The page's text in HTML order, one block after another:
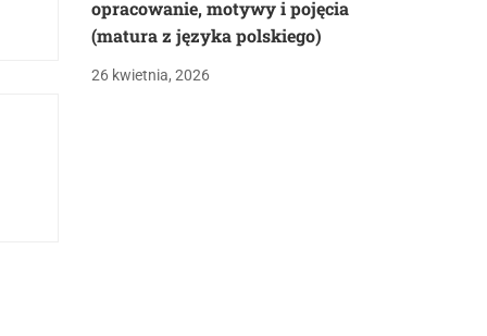
opracowanie, motywy i pojęcia
(matura z języka polskiego)
26 kwietnia, 2026